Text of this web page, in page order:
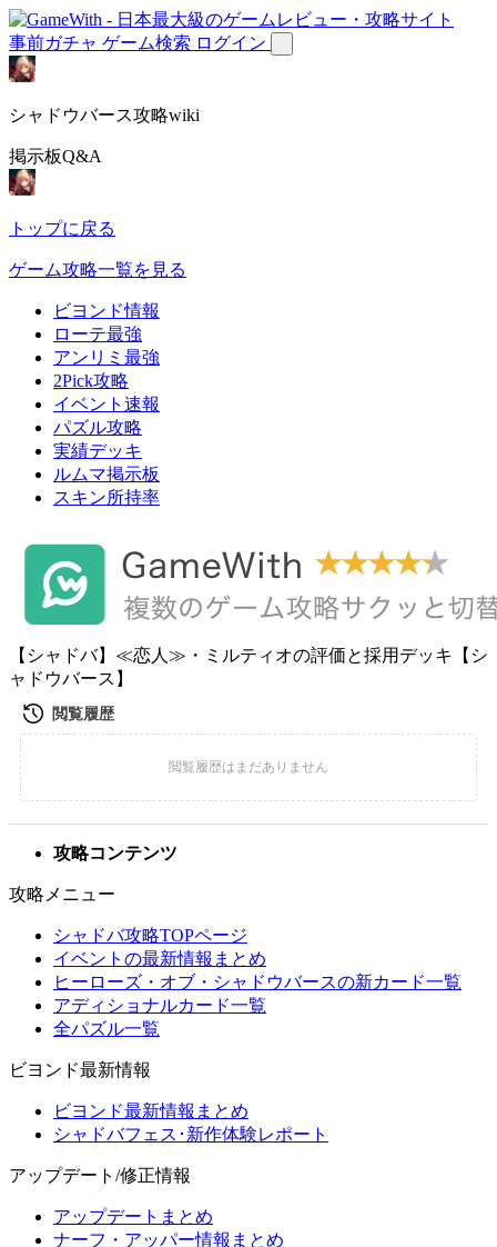
事前ガチャ ゲーム検索 ログイン
シャドウバース攻略wiki
掲示板Q&A
トップに戻る
ゲーム攻略一覧を見る
ビヨンド情報
ローテ最強
アンリミ最強
2Pick攻略
イベント速報
パズル攻略
実績デッキ
ルムマ掲示板
スキン所持率
【シャドバ】≪恋人≫・ミルティオの評価と採用デッキ【シ
ャドウバース】
攻略コンテンツ
攻略メニュー
シャドバ攻略TOPページ
イベントの最新情報まとめ
ヒーローズ・オブ・シャドウバースの新カード一覧
アディショナルカード一覧
全パズル一覧
ビヨンド最新情報
ビヨンド最新情報まとめ
シャドバフェス･新作体験レポート
アップデート/修正情報
アップデートまとめ
ナーフ・アッパー情報まとめ